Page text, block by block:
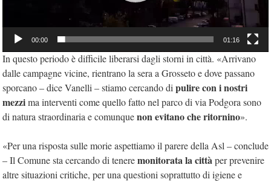
00:00 01:16
In questo periodo è difficile liberarsi dagli storni in città. «Arrivano
dalle campagne vicine, rientrano la sera a Grosseto e dove passano
sporcano – dice Vanelli – stiamo cercando dipulire con i nostri
mezzima interventi come quello fatto nel parco di via Podgora sono
di natura straordinaria e comunquenon evitano che ritornino».
«Per una risposta sulle morie aspettiamo il parere della Asl – conclude
– Il Comune sta cercando di teneremonitorata la cittàper prevenire
altre situazioni critiche, per una questioni soprattutto di igiene e